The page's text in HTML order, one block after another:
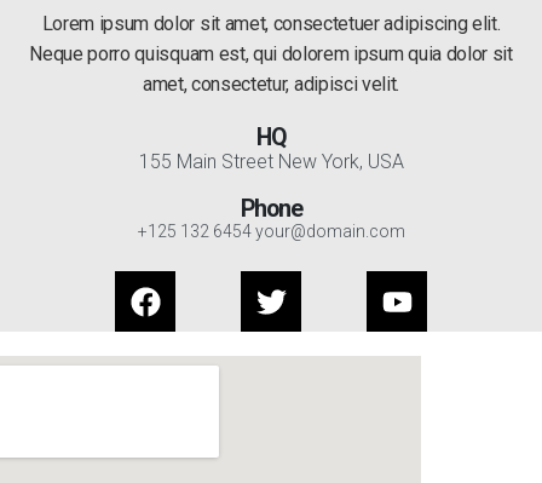
Lorem ipsum dolor sit amet, consectetuer adipiscing elit.
Neque porro quisquam est, qui dolorem ipsum quia dolor sit
amet, consectetur, adipisci velit.
HQ
155 Main Street New York, USA
Phone
+125 132 6454 your@domain.com